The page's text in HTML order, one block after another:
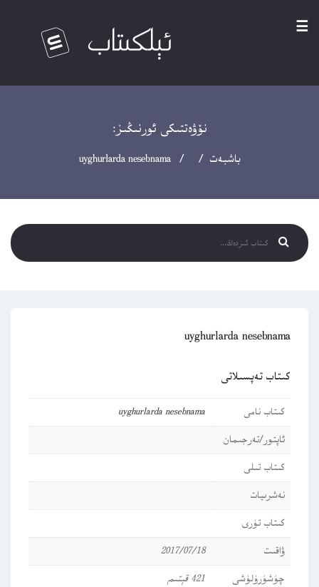
☰
نۆۋەتتىكى ئورنىڭىز:
باشبەت / / uyghurlarda nesebnama
uyghurlarda nesebnama
كىتاب تەپسىلاتى
كىتاب نامى
uyghurlarda nesebnama
ئاپتور/تەرجىمان
كىتاب تىلى
نەشرىيات
كىتاب تۈرى
ۋاقىت
2017/07/18
چۈشۈرۈلۈشى
421 قېتىم